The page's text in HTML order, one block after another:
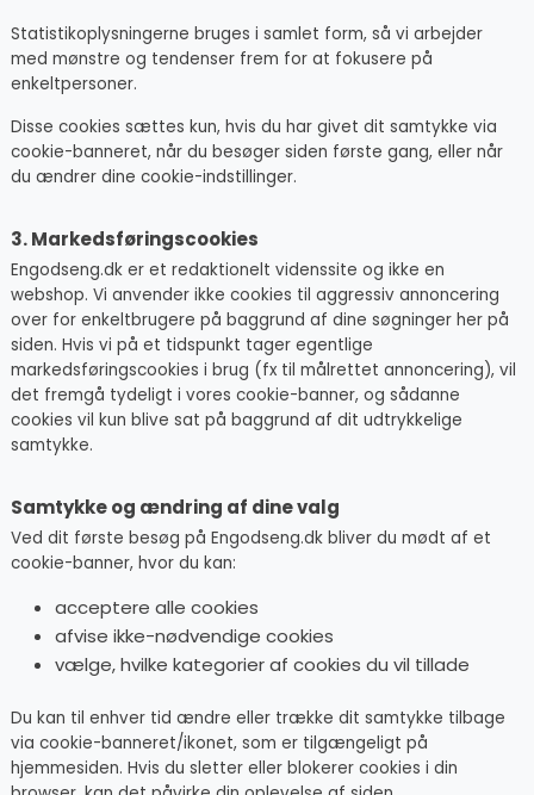
Statistikoplysningerne bruges i samlet form, så vi arbejder
med mønstre og tendenser frem for at fokusere på
enkeltpersoner.
Disse cookies sættes kun, hvis du har givet dit samtykke via
cookie-banneret, når du besøger siden første gang, eller når
du ændrer dine cookie-indstillinger.
3. Markedsføringscookies
Engodseng.dk er et redaktionelt videnssite og ikke en
webshop. Vi anvender ikke cookies til aggressiv annoncering
over for enkeltbrugere på baggrund af dine søgninger her på
siden. Hvis vi på et tidspunkt tager egentlige
markedsføringscookies i brug (fx til målrettet annoncering), vil
det fremgå tydeligt i vores cookie-banner, og sådanne
cookies vil kun blive sat på baggrund af dit udtrykkelige
samtykke.
Samtykke og ændring af dine valg
Ved dit første besøg på Engodseng.dk bliver du mødt af et
cookie-banner, hvor du kan:
acceptere alle cookies
afvise ikke-nødvendige cookies
vælge, hvilke kategorier af cookies du vil tillade
Du kan til enhver tid ændre eller trække dit samtykke tilbage
via cookie-banneret/ikonet, som er tilgængeligt på
hjemmesiden. Hvis du sletter eller blokerer cookies i din